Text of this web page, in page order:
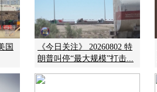
国
《今日关注》 20260802 特
朗普叫停“最大规模”打击...